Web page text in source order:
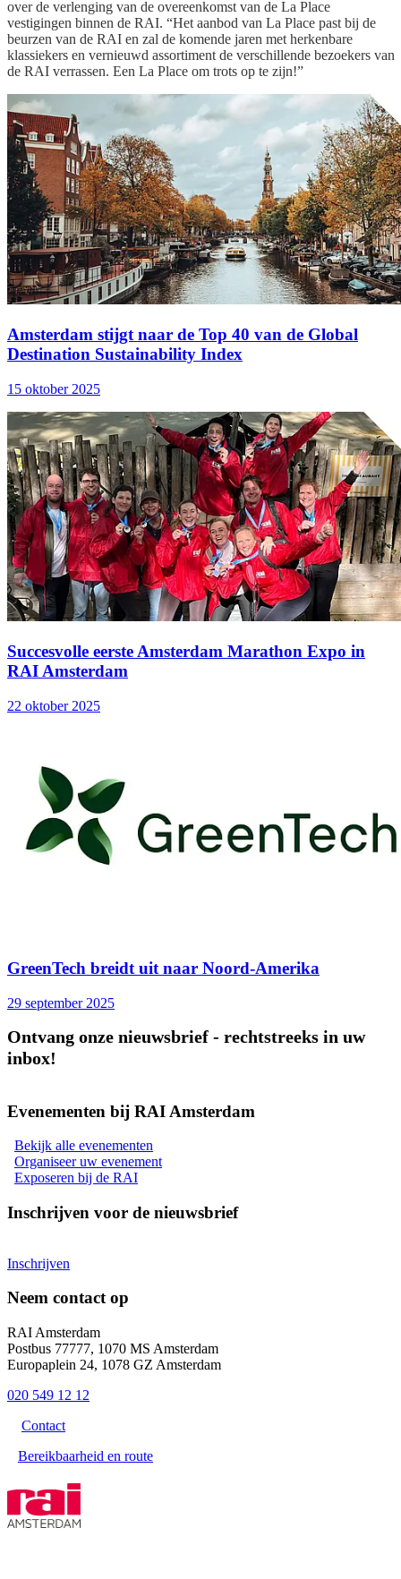
over de verlenging van de overeenkomst van de La Place
vestigingen binnen de RAI. “Het aanbod van La Place past bij de
beurzen van de RAI en zal de komende jaren met herkenbare
klassiekers en vernieuwd assortiment de verschillende bezoekers van
de RAI verrassen. Een La Place om trots op te zijn!”
Amsterdam stijgt naar de Top 40 van de Global
Destination Sustainability Index
15 oktober 2025
Succesvolle eerste Amsterdam Marathon Expo in
RAI Amsterdam
22 oktober 2025
GreenTech breidt uit naar Noord-Amerika
29 september 2025
Ontvang onze nieuwsbrief - rechtstreeks in uw
inbox!
Evenementen bij RAI Amsterdam
Bekijk alle evenementen
Organiseer uw evenement
Exposeren bij de RAI
Inschrijven voor de nieuwsbrief
Inschrijven
Neem contact op
RAI Amsterdam
Postbus 77777, 1070 MS Amsterdam
Europaplein 24, 1078 GZ Amsterdam
020 549 12 12
Contact
Bereikbaarheid en route